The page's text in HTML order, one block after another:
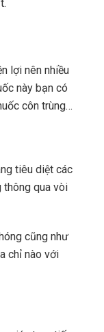
lợi nên nhiều
này bạn có
côn trùng…
tiêu diệt các
thông qua vòi
cũng như
chỉ nào với